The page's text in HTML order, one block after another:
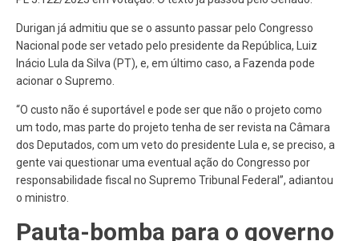
Durigan já admitiu que se o assunto passar pelo Congresso
Nacional pode ser vetado pelo presidente da República, Luiz
Inácio Lula da Silva (PT), e, em último caso, a Fazenda pode
acionar o Supremo.
“O custo não é suportável e pode ser que não o projeto como
um todo, mas parte do projeto tenha de ser revista na Câmara
dos Deputados, com um veto do presidente Lula e, se preciso, a
gente vai questionar uma eventual ação do Congresso por
responsabilidade fiscal no Supremo Tribunal Federal”, adiantou
o ministro.
Pauta-bomba para o governo